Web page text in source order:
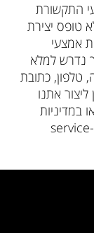
התקשורת
טופס יצירת
אמצעי
נדרש למלא
כתובת
אתנו
במדיניות
הפרטיות ו/או בתקנון של תדיראן , בכתובת service-